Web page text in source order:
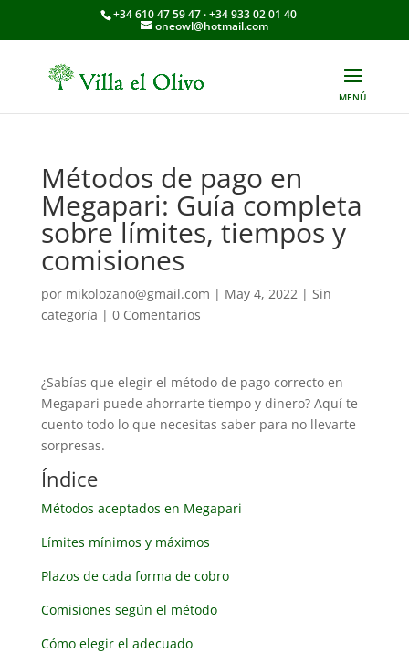
+34 610 47 59 47 · +34 933 02 01 40
oneowl@hotmail.com
Métodos de pago en
Megapari: Guía completa
sobre límites, tiempos y
comisiones
por mikolozano@gmail.com | May 4, 2022| Sin
categoría | 0 Comentarios
¿Sabías que elegir el método de pago correcto en
Megapari puede ahorrarte tiempo y dinero? Aquí te
cuento todo lo que necesitas saber para no llevarte
sorpresas.
Índice
Métodos aceptados en Megapari
Límites mínimos y máximos
Plazos de cada forma de cobro
Comisiones según el método
Cómo elegir el adecuado